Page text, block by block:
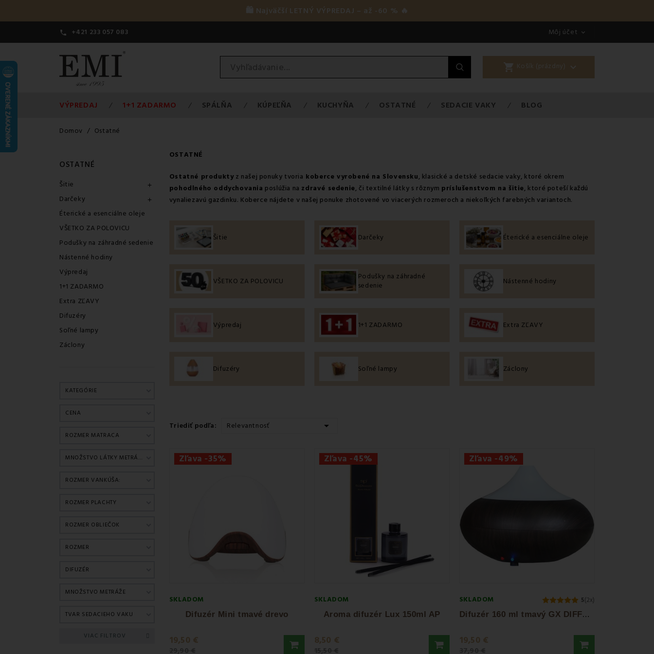
🛍️ Najväčší LETNÝ VÝPREDAJ – až -60 % 🔥
 +421 233 057 083 Môj účet 
shopping_cart Košík (prázdny) 
VÝPREDAJ 1+1 ZADARMO SPÁLŇA KÚPEĽŇA KUCHYŇA OSTATNÉ SEDACIE VAKY BLOG
Domov Ostatné
OSTATNÉ
Šitie 
Darčeky 
Éterické a esenciálne oleje
VŠETKO ZA POLOVICU
Podušky na záhradné sedenie
Nástenné hodiny
Výpredaj
1+1 ZADARMO
Extra ZĽAVY
Difuzéry
Soľné lampy
Záclony
KATEGÓRIE
CENA
ROZMER MATRACA
MNOŽSTVO LÁTKY METRÁŽE
ROZMER VANKÚŠA:
ROZMER PLACHTY
ROZMER OBLIEČOK
ROZMER
DIFUZÉR
MNOŽSTVO METRÁŽE
TVAR SEDACIEHO VAKU
VIAC FILTROV
OSTATNÉ
Ostatné produktyz našej ponuky tvoria koberce vyrobené na Slovensku, klasické a detské sedacie vaky, ktoré okrem
pohodlného oddychovania poslúžia na zdravé sedenie, či textilné látky s rôznym príslušenstvom na šitie, ktoré poteší každú
vynaliezavú gazdinku. Koberce nájdete v našej ponuke zhotovené vo viacerých rozmeroch a niekoľkých farebných variantoch.
Šitie Darčeky Éterické a esenciálne oleje
VŠETKO ZA POLOVICU
Podušky na záhradné
sedenie
Nástenné hodiny
Výpredaj 1+1 ZADARMO Extra ZĽAVY
Difuzéry Soľné lampy Záclony
Triediť podľa: Relevantnosť 
Zľava -35%
SKLADOM
Difuzér Mini tmavé drevo
19,50 €
Zľava -45%
SKLADOM
Aroma difuzér Lux 150ml AP
8,50 €
Zľava -49%
SKLADOM 5(2x)
D
ifuzér 160 ml tmavý GX DIFFUSER
19,50 €